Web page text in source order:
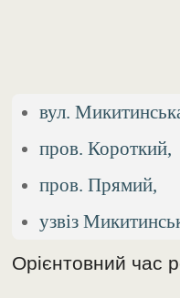
вул.
пров. Короткий,
пров. Прямий,
узвіз
Орієнтовний час